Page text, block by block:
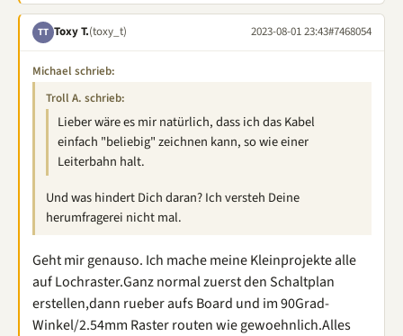
TT Toxy T.(toxy_t) 2023-08-01 23:43#7468054
Michael schrieb:
Troll A. schrieb:
Lieber wäre es mir natürlich, dass ich das Kabel
einfach "beliebig" zeichnen kann, so wie einer
Leiterbahn halt.
Und was hindert Dich daran? Ich versteh Deine
herumfragerei nicht mal.
Geht mir genauso. Ich mache meine Kleinprojekte alle
auf Lochraster.Ganz normal zuerst den Schaltplan
erstellen,dann rueber aufs Board und im 90Grad-
Winkel/2.54mm Raster routen wie gewoehnlich.Alles